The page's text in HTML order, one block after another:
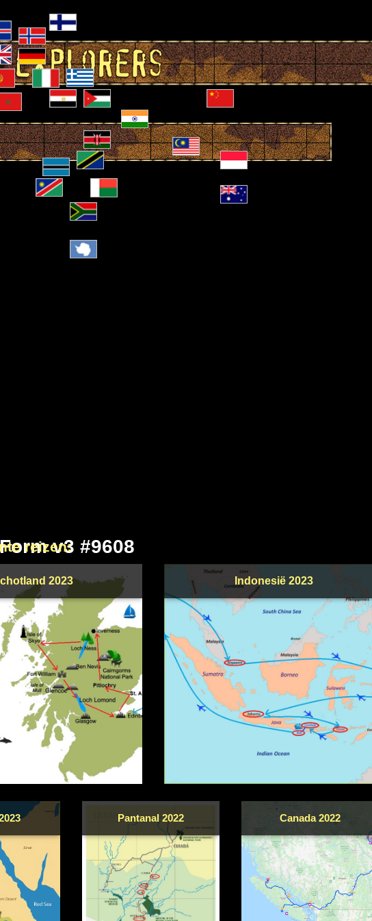
v3 #9608
reizen:
2023 Indonesië 2023
Pantanal 2022 Canada 2022